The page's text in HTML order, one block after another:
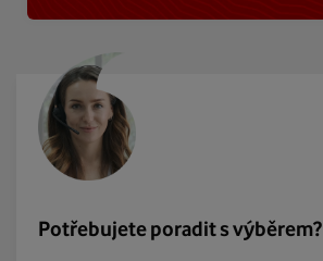
Potřebujete poradit s výběrem?